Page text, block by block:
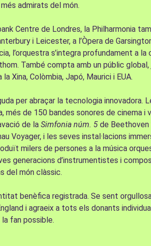
admirats del món.
Centre de Londres, la Philharmonia
i Leicester, a l’Òpera de
l’orquestra s’integra profundament a
També compta amb un públic
Xina, Colòmbia, Japó, Maurici i EUA.
per abraçar la tecnologia innovadora.
més de 150 bandes sonores de cinema i
de la Simfonia núm. 5 de Beethoven
Voyager, i les seves instal·lacions
milers de persones a la música
generacions d’instrumentistes i
del món clàssic.
benèfica registrada. Se sent
i agraeix a tots els donants
fan possible.